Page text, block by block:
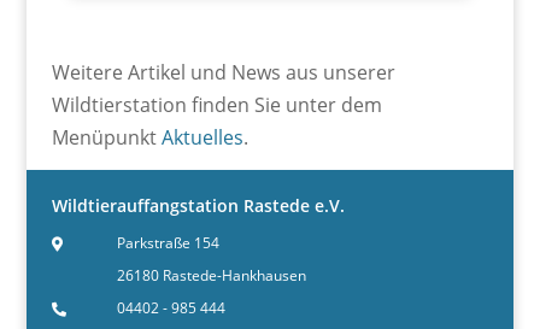
Weitere Artikel und News aus unserer
Wildtierstation finden Sie unter dem
MenüpunktAktuelles.
Wildtierauffangstation Rastede e.V.
Parkstraße 154
26180 Rastede-Hankhausen
04402 - 985 444